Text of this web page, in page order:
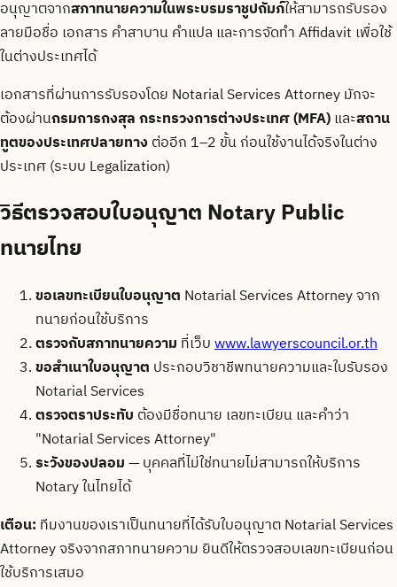
อนุญาตจากสภาทนายความในพระบรมราชูปถัมภ์ให้สามารถรับรอง
ลายมือชื่อ เอกสาร คำสาบาน คำแปล และการจัดทำ Affidavit เพื่อใช้
ในต่างประเทศได้
เอกสารที่ผ่านการรับรองโดย Notarial Services Attorney มักจะ
ต้องผ่านกรมการกงสุล กระทรวงการต่างประเทศ (MFA)และสถาน
ทูตของประเทศปลายทางต่ออีก 1–2 ขั้น ก่อนใช้งานได้จริงในต่าง
ประเทศ (ระบบ Legalization)
วิธีตรวจสอบใบอนุญาต Notary Public
ทนายไทย
ขอเลขทะเบียนใบอนุญาต Notarial Services Attorney จาก
ทนายก่อนใช้บริการ
ตรวจกับสภาทนายความ ที่เว็บwww.lawyerscouncil.or.th
ขอสำเนาใบอนุญาต ประกอบวิชาชีพทนายความและใบรับรอง
Notarial Services
ตรวจตราประทับ ต้องมีชื่อทนาย เลขทะเบียน และคำว่า
"Notarial Services Attorney"
ระวังของปลอม— บุคคลที่ไม่ใช่ทนายไม่สามารถให้บริการ
Notary ในไทยได้
เตือน: ทีมงานของเราเป็นทนายที่ได้รับใบอนุญาต Notarial Services
Attorney จริงจากสภาทนายความ ยินดีให้ตรวจสอบเลขทะเบียนก่อน
ใช้บริการเสมอ